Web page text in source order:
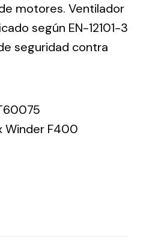
for all kinds of needs.
motores. Ventilador
según EN-12101-3
seguridad contra
Winder F400